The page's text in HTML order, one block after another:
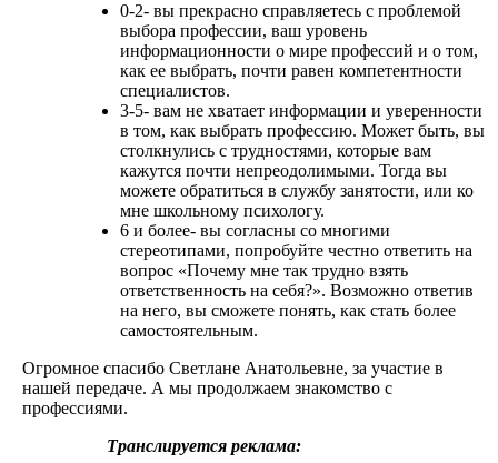
0-2- вы прекрасно справляетесь с проблемой
выбора профессии, ваш уровень
информационности о мире профессий и о том,
как ее выбрать, почти равен компетентности
специалистов.
3-5- вам не хватает информации и уверенности
в том, как выбрать профессию. Может быть, вы
столкнулись с трудностями, которые вам
кажутся почти непреодолимыми. Тогда вы
можете обратиться в службу занятости, или ко
мне школьному психологу.
6 и более- вы согласны со многими
стереотипами, попробуйте честно ответить на
вопрос «Почему мне так трудно взять
ответственность на себя?». Возможно ответив
на него, вы сможете понять, как стать более
самостоятельным.
Огромное спасибо Светлане Анатольевне, за участие в
нашей передаче. А мы продолжаем знакомство с
профессиями.
Транслируется реклама: